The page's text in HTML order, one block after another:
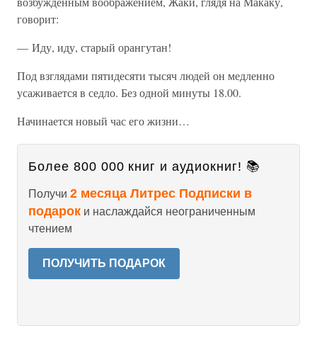
говорит:
— Иду, иду, старый орангутан!
Под взглядами пятидесяти тысяч людей он медленно
усаживается в седло. Без одной минуты 18.00.
Начинается новый час его жизни…
Более 800 000 книг и аудиокниг! 📚
Получи 2 месяца Литрес Подписки в
подарок и наслаждайся неограниченным
чтением
ПОЛУЧИТЬ ПОДАРОК